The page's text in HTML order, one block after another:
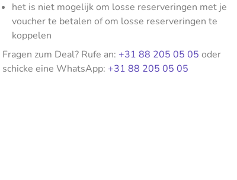
het is niet mogelijk om losse reserveringen met je
voucher te betalen of om losse reserveringen te
koppelen
Fragen zum Deal? Rufe an: +31 88 205 05 05 oder
schicke eine WhatsApp: +31 88 205 05 05